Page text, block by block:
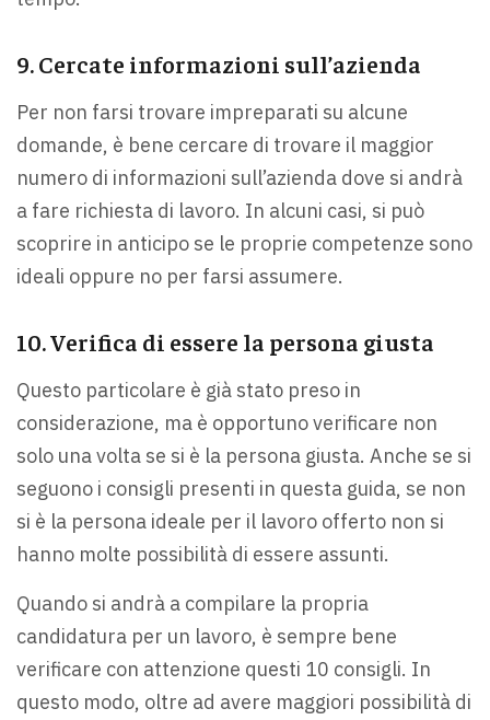
9. Cercate informazioni sull’azienda
Per non farsi trovare impreparati su alcune
domande, è bene cercare di trovare il maggior
numero di informazioni sull’azienda dove si andrà
a fare richiesta di lavoro. In alcuni casi, si può
scoprire in anticipo se le proprie competenze sono
ideali oppure no per farsi assumere.
10. Verifica di essere la persona giusta
Questo particolare è già stato preso in
considerazione, ma è opportuno verificare non
solo una volta se si è la persona giusta. Anche se si
seguono i consigli presenti in questa guida, se non
si è la persona ideale per il lavoro offerto non si
hanno molte possibilità di essere assunti.
Quando si andrà a compilare la propria
candidatura per un lavoro, è sempre bene
verificare con attenzione questi 10 consigli. In
questo modo, oltre ad avere maggiori possibilità di